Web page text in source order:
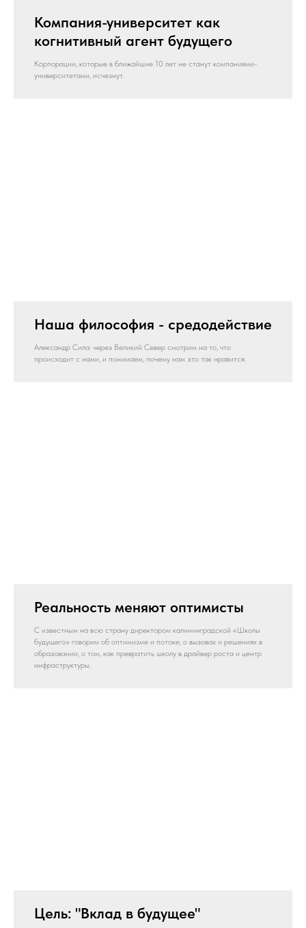
Компания-университет как
когнитивный агент будущего
Корпорации, которые в ближайшие 10 лет не станут компаниями-
университетами, исчезнут.
Наша философия - средодействие
Александр Сила: через Великий Север смотрим на то, что
происходит с нами, и понимаем, почему нам это так нравится.
Реальность меняют оптимисты
С известным на всю страну директором калининградской «Школы
будущего» говорим об оптимизме и потоке, о вызовах и решениях в
образовании, о том, как превратить школу в драйвер роста и центр
инфраструктуры.
Цель: "Вклад в будущее"